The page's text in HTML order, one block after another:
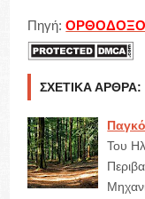
Πηγή:
ΣΧΕΤΙΚΆ ΆΡΘΡΑ:
Του